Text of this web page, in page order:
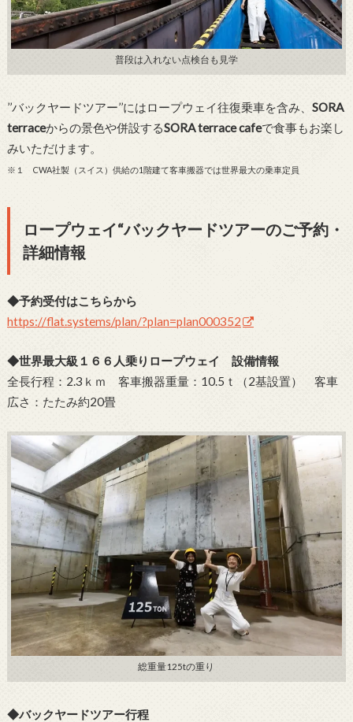
普段は入れない点検台も見学
’’バックヤードツアー’’にはロープウェイ往復乗車を含み、 SORA
terraceからの景色や併設するSORA terrace cafeで食事もお楽し
みいただけます。
※１ CWA社製（スイス）供給の1階建て客車搬器では世界最大の乗車定員
ロープウェイ“バックヤードツアーのご予約・
詳細情報
◆予約受付はこちらから
https://flat.systems/plan/?plan=plan000352
◆世界最大級１６６人乗りロープウェイ 設備情報
全長行程：2.3ｋｍ 客車搬器重量：10.5ｔ（2基設置） 客車
広さ：たたみ約20畳
総重量125tの重り
◆バックヤードツアー行程